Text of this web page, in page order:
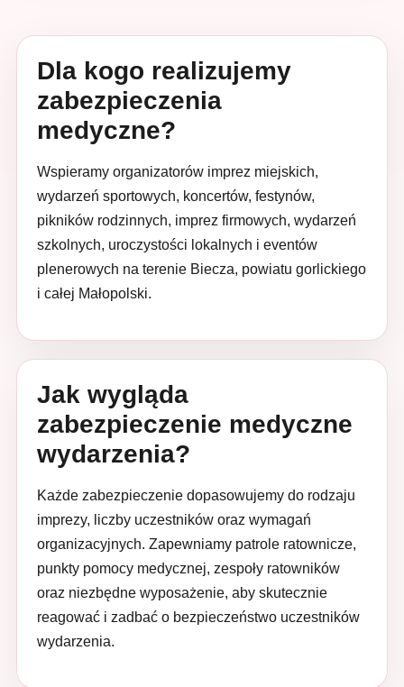
Dla kogo realizujemy
zabezpieczenia
medyczne?
Wspieramy organizatorów imprez miejskich,
wydarzeń sportowych, koncertów, festynów,
pikników rodzinnych, imprez firmowych, wydarzeń
szkolnych, uroczystości lokalnych i eventów
plenerowych na terenie Biecza, powiatu gorlickiego
i całej Małopolski.
Jak wygląda
zabezpieczenie medyczne
wydarzenia?
Każde zabezpieczenie dopasowujemy do rodzaju
imprezy, liczby uczestników oraz wymagań
organizacyjnych. Zapewniamy patrole ratownicze,
punkty pomocy medycznej, zespoły ratowników
oraz niezbędne wyposażenie, aby skutecznie
reagować i zadbać o bezpieczeństwo uczestników
wydarzenia.